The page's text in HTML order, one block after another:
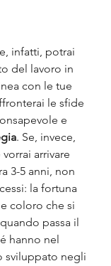
infatti, potrai
del lavoro in
con le tue
le sfide
e
. Se, invece,
arrivare
3-5 anni, non
la fortuna
coloro che si
passa il
hanno nel
sviluppato negli